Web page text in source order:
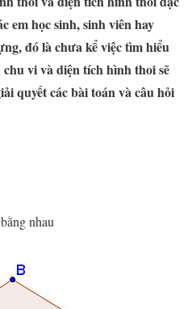
em học sinh, sinh viên hay
đó là chưa kể việc tìm hiểu
vi và diện tích hình thoi sẽ
quyết các bài toán và câu hỏi
nhau